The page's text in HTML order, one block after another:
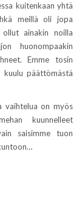
kuitenkaan yhtä
meillä oli jopa
ainakin noilla
huonompaakin
Emme tosin
päättömästä
vaihtelua on myös
kuunnelleet
saisimme tuon